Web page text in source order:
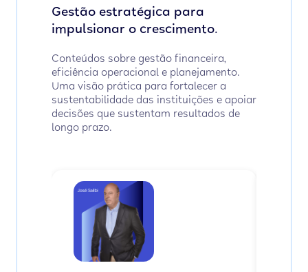
Gestão estratégica para
impulsionar o crescimento.
Conteúdos sobre gestão financeira,
eficiência operacional e planejamento.
Uma visão prática para fortalecer a
sustentabilidade das instituições e apoiar
decisões que sustentam resultados de
longo prazo.